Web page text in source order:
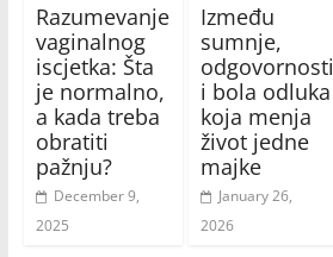
Razumevanje
vaginalnog
iscjetka: Šta
je normalno,
a kada treba
obratiti
pažnju?
December 9,
2025
Između
sumnje,
odgovornosti
i bola odluka
koja menja
život jedne
majke
January 26,
2026